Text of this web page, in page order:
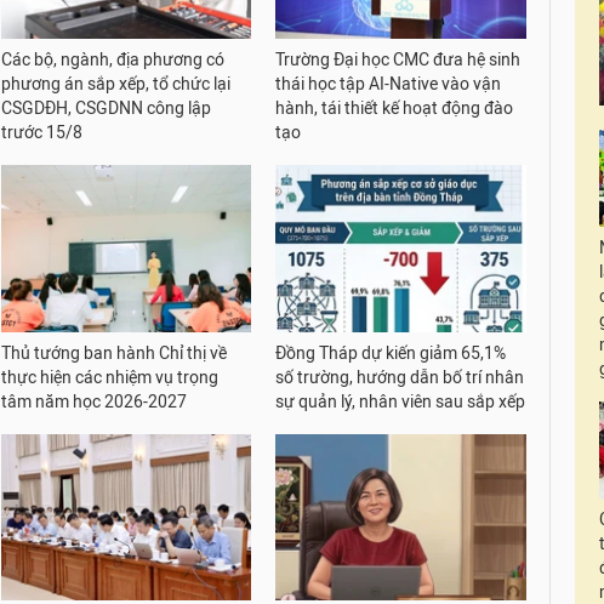
Các bộ, ngành, địa phương có
phương án sắp xếp, tổ chức lại
CSGDĐH, CSGDNN công lập
trước 15/8
Trường Đại học CMC đưa hệ sinh
thái học tập AI-Native vào vận
hành, tái thiết kế hoạt động đào
tạo
Thủ tướng ban hành Chỉ thị về
thực hiện các nhiệm vụ trọng
tâm năm học 2026-2027
Đồng Tháp dự kiến giảm 65,1%
số trường, hướng dẫn bố trí nhân
sự quản lý, nhân viên sau sắp xếp